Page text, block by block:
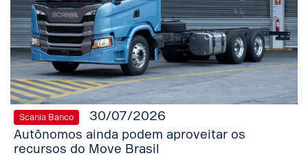
Scania Banco
30/07/2026
Autônomos ainda podem aproveitar os
recursos do Move Brasil